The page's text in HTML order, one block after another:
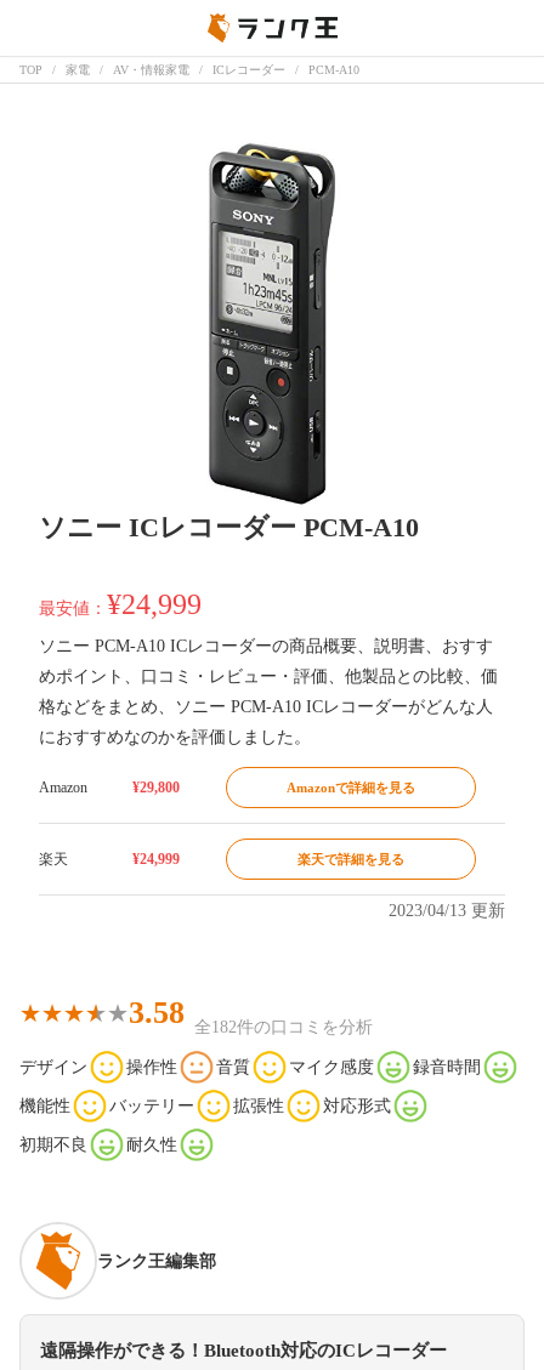
TOP 家電 AV・情報家電 ICレコーダー PCM-A10
ソニー ICレコーダー PCM-A10
最安値： ¥24,999
ソニー PCM-A10 ICレコーダーの商品概要、説明書、おすす
めポイント、口コミ・レビュー・評価、他製品との比較、価
格などをまとめ、ソニー PCM-A10 ICレコーダーがどんな人
におすすめなのかを評価しました。
Amazon ¥29,800 Amazonで詳細を見る
楽天 ¥24,999 楽天で詳細を見る
2023/04/13 更新
3.58 全182件の口コミを分析
デザイン 操作性 音質 マイク感度 録音時間
機能性 バッテリー 拡張性 対応形式
初期不良 耐久性
ランク王編集部
遠隔操作ができる！Bluetooth対応のICレコーダー